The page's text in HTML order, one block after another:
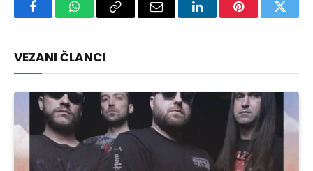
FacebookWhatsAppCopy
Email LinkedInPinterest
VEZANI ČLANCI